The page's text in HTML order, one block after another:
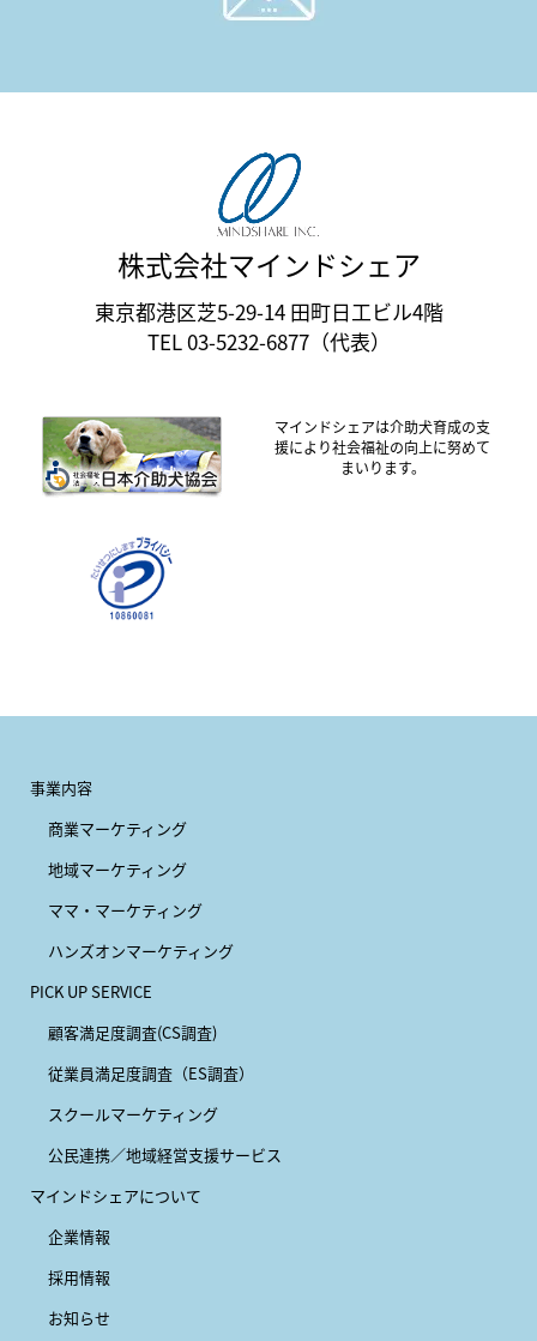
株式会社マインドシェア
東京都港区芝5-29-14 田町日工ビル4階
TEL 03-5232-6877（代表）
マインドシェアは介助犬育成の支
援により社会福祉の向上に努めて
まいります。
事業内容
商業マーケティング
地域マーケティング
ママ・マーケティング
ハンズオンマーケティング
PICK UP SERVICE
顧客満足度調査(CS調査)
従業員満足度調査（ES調査）
スクールマーケティング
公民連携／地域経営支援サービス
マインドシェアについて
企業情報
採用情報
お知らせ